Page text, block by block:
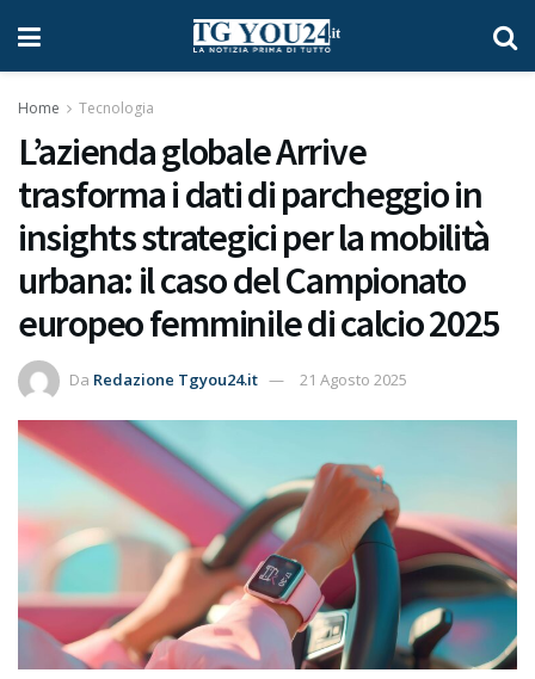
Home Tecnologia
L’azienda globale Arrive
trasforma i dati di parcheggio in
insights strategici per la mobilità
urbana: il caso del Campionato
europeo femminile di calcio 2025
Da Redazione Tgyou24.it 21 Agosto 2025